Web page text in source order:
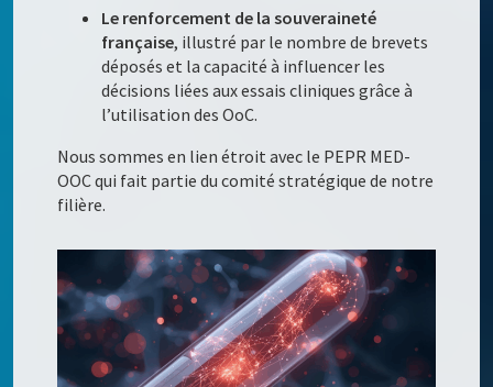
Le renforcement de la souveraineté
française, illustré par le nombre de brevets
déposés et la capacité à influencer les
décisions liées aux essais cliniques grâce à
l’utilisation des OoC.
Nous sommes en lien étroit avec le PEPR MED-
OOC qui fait partie du comité stratégique de notre
filière.